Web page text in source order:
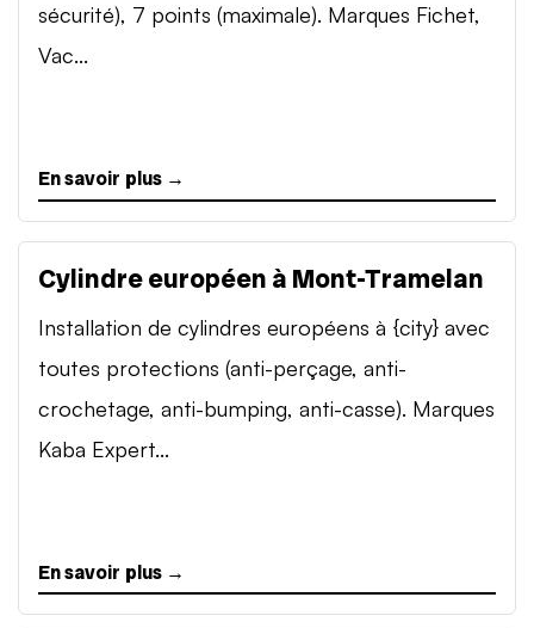
sécurité), 7 points (maximale). Marques Fichet,
Vac...
En savoir plus →
Cylindre européen à Mont-Tramelan
Installation de cylindres européens à {city} avec
toutes protections (anti-perçage, anti-
crochetage, anti-bumping, anti-casse). Marques
Kaba Expert...
En savoir plus →